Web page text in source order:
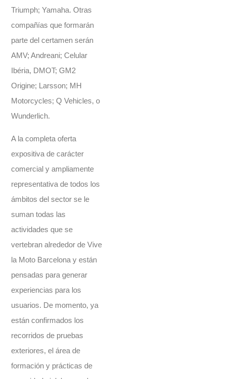
Triumph; Yamaha. Otras
compañías que formarán
parte del certamen serán
AMV; Andreani; Celular
Ibéria, DMOT; GM2
Origine; Larsson; MH
Motorcycles; Q Vehicles, o
Wunderlich.
A la completa oferta
expositiva de carácter
comercial y ampliamente
representativa de todos los
ámbitos del sector se le
suman todas las
actividades que se
vertebran alrededor de Vive
la Moto Barcelona y están
pensadas para generar
experiencias para los
usuarios. De momento, ya
están confirmados los
recorridos de pruebas
exteriores, el área de
formación y prácticas de